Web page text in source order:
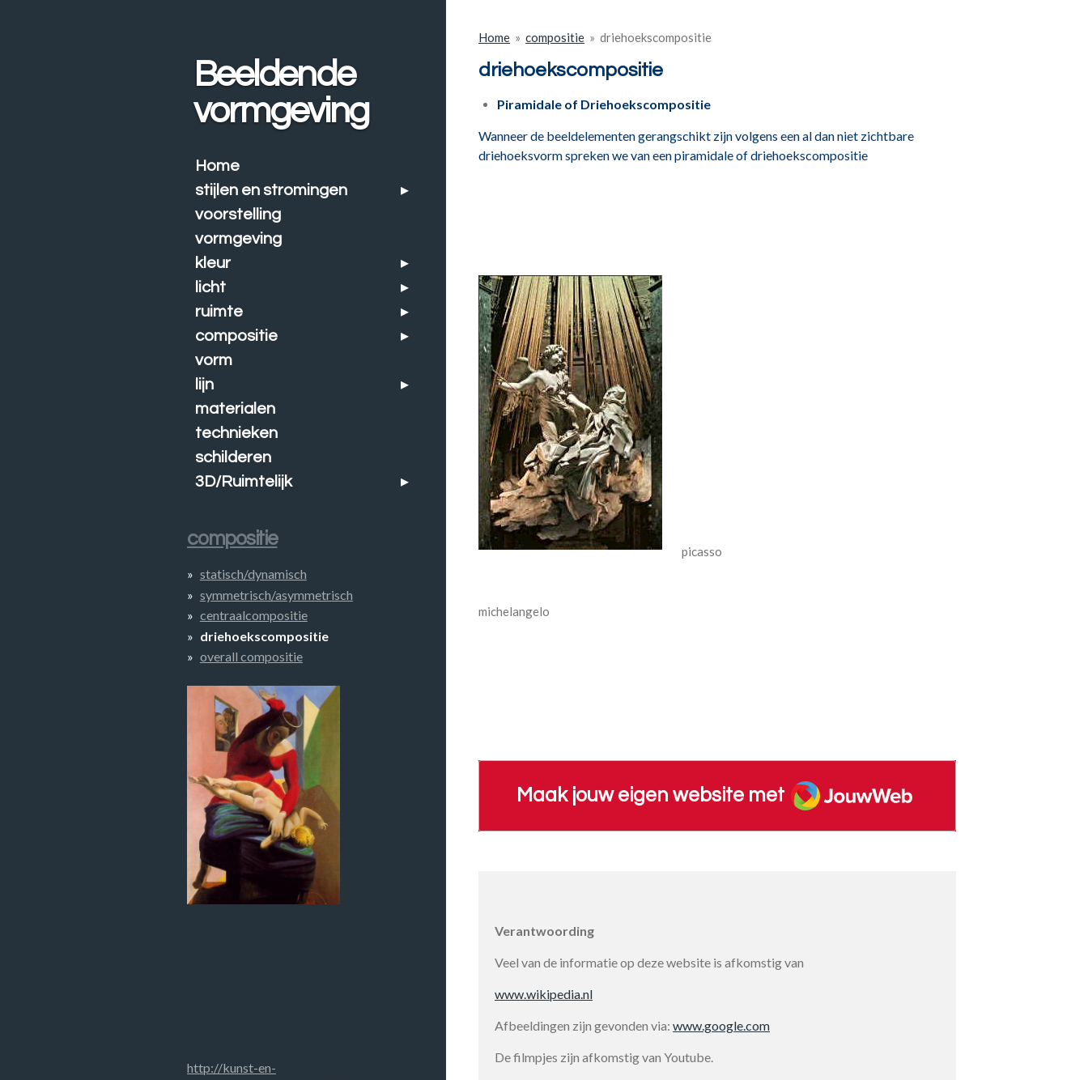
Home » compositie » driehoekscompositie
driehoekscompositie
Piramidale of Driehoekscompositie
Wanneer de beeldelementen gerangschikt zijn volgens een al dan niet zichtbare
driehoeksvorm spreken we van een piramidale of driehoekscompositie
picasso
michelangelo
Maak jouw eigen website met
JouwWeb
Verantwoording
Veel van de informatie op deze website is afkomstig van
www.wikipedia.nl
Afbeeldingen zijn gevonden via:www.google.com
De filmpjes zijn afkomstig van Youtube.
Beeldende
vormgeving
Home
stijlen en stromingen
voorstelling
vormgeving
kleur
licht
ruimte
compositie
vorm
lijn
materialen
technieken
schilderen
3D/Ruimtelijk
compositie
statisch/dynamisch
symmetrisch/asymmetrisch
centraalcompositie
driehoekscompositie
overall compositie
http://kunst-en-